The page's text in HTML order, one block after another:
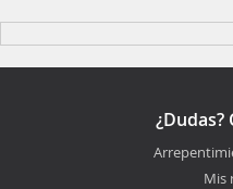
¿Dudas?
Mis